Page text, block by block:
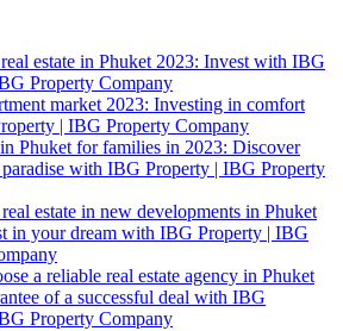
estate in Phuket 2023: Invest with IBG
Property Company
market 2023: Investing in comfort
| IBG Property Company
in Phuket for families in 2023: Discover
with IBG Property | IBG Property
estate in new developments in Phuket
in your dream with IBG Property | IBG
a reliable real estate agency in Phuket
of a successful deal with IBG
Property Company